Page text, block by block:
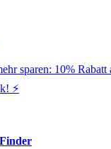
sparen: 10%
⚡️